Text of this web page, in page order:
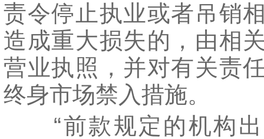
责令停止执业或者吊销
造成重大损失的，由相
营业执照，并对有关责
终身市场禁入措施。
“前款规定的机构出